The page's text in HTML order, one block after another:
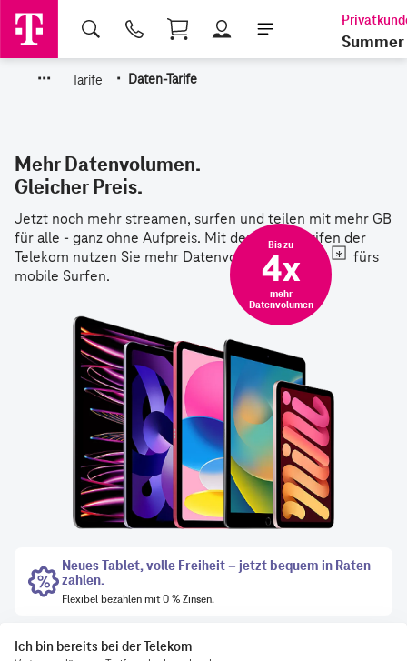
Shopping Cart
Summer
··· Tarife · Daten-Tarife
Ich bin bereits bei der Telekom